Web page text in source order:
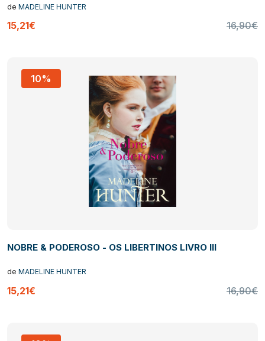
de MADELINE HUNTER
15,21€ 16,90€
10%
NOBRE & PODEROSO - OS LIBERTINOS LIVRO III
de MADELINE HUNTER
15,21€ 16,90€